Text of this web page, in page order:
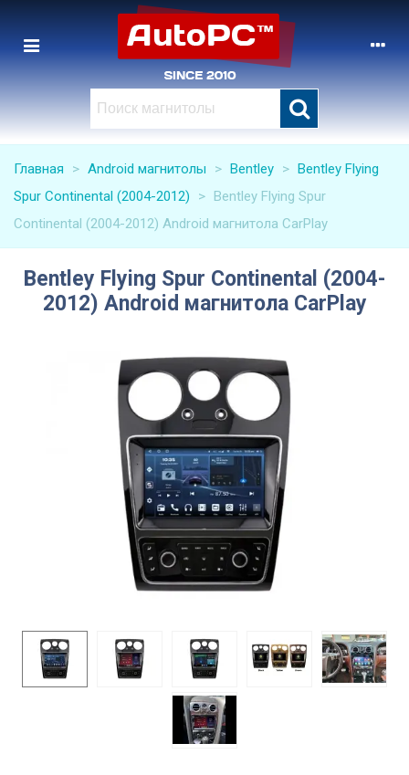
Главная > Android магнитолы > Bentley > Bentley Flying
Spur Continental (2004-2012)
> Bentley Flying Spur
Continental (2004-2012) Android магнитола CarPlay
Bentley Flying Spur Continental (2004-
2012) Android магнитола CarPlay